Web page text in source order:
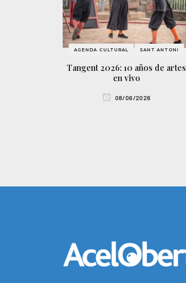
AGENDA CULTURAL SANT ANTONI
Tangent 2026: 10 años de artes
en vivo
08/06/2026